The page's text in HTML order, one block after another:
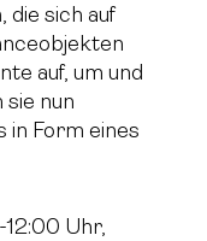
die sich auf
auf, um und
nun
in Form eines
Uhr,